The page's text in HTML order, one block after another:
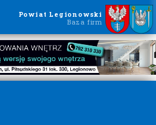
Powiat Legionowski
Baza firm